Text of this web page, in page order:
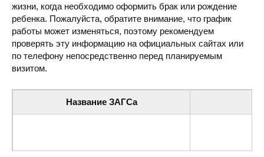
жизни, когда необходимо оформить брак или рождение
ребенка. Пожалуйста, обратите внимание, что график
работы может изменяться, поэтому рекомендуем
проверять эту информацию на официальных сайтах или
по телефону непосредственно перед планируемым
визитом.
Название ЗАГСа